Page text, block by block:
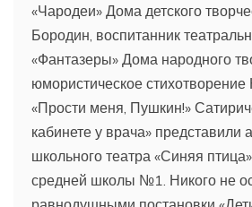
«Чародеи» Дома детского
Бородин, воспитанник
«Фантазеры» Дома народного
юмористическое
«Прости меня, Пушкин!»
кабинете у врача» представили
школьного театра «Синяя
средней школы №1. Никого не